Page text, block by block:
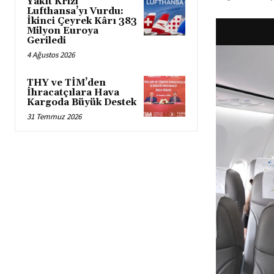
Lufthansa’yı Vurdu:
İkinci Çeyrek Kârı 383
Milyon Euroya
Geriledi
4 Ağustos 2026
THY ve TİM’den
İhracatçılara Hava
Kargoda Büyük Destek
31 Temmuz 2026